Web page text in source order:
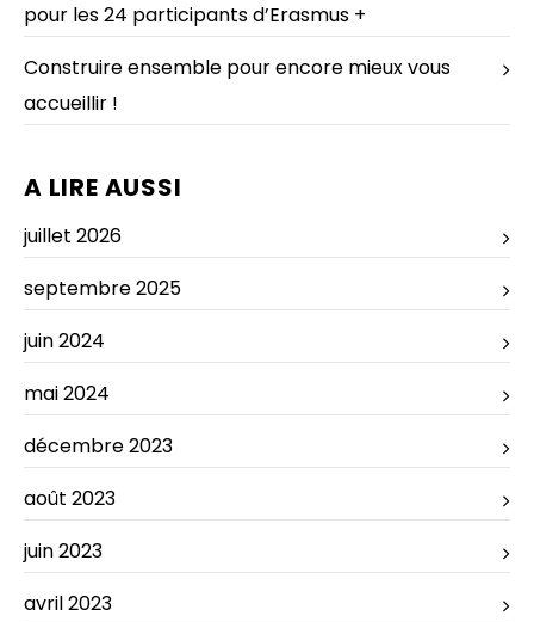
pour les 24 participants d’Erasmus +
Construire ensemble pour encore mieux vous
accueillir !
A LIRE AUSSI
juillet 2026
septembre 2025
juin 2024
mai 2024
décembre 2023
août 2023
juin 2023
avril 2023